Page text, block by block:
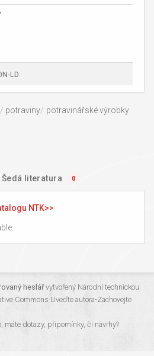
LD
potraviny
potravinářské výrobky
Šedá literatura 0
NTK
heslářvytvořený Národní technickou
Commons Uveďte autora-Zachovejte
máte dotazy, připomínky, či návrhy?